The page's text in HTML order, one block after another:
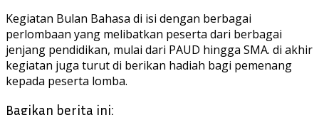
Kegiatan Bulan Bahasa di isi dengan berbagai
perlombaan yang melibatkan peserta dari berbagai
jenjang pendidikan, mulai dari PAUD hingga SMA. di akhir
kegiatan juga turut di berikan hadiah bagi pemenang
kepada peserta lomba.
Bagikan berita ini: